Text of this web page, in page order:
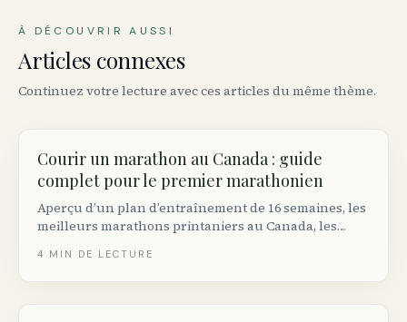
À DÉCOUVRIR AUSSI
Articles connexes
Continuez votre lecture avec ces articles du même thème.
Courir un marathon au Canada : guide
complet pour le premier marathonien
Aperçu d’un plan d’entraînement de 16 semaines, les
meilleurs marathons printaniers au Canada, les
trouver votre groupe — le tout pour les premiers
4 MIN DE LECTURE